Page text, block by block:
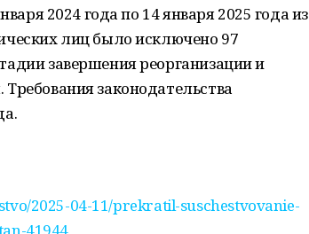
2024 года по 14 января 2025 года из
лиц было исключено 97
завершения реорганизации и
законодательства
2025-04-11/prekratil-suschestvovanie-